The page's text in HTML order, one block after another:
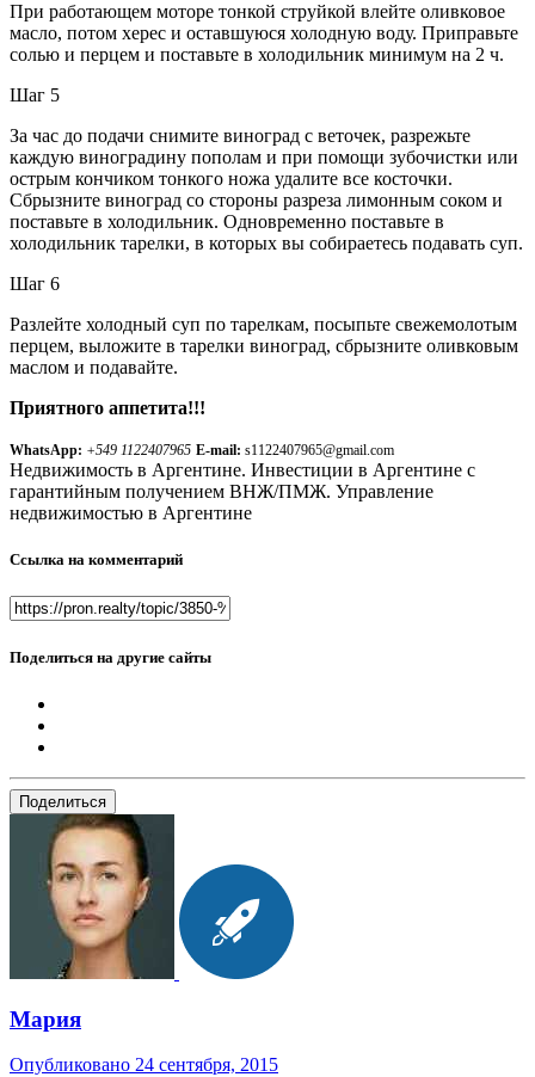
При работающем моторе тонкой струйкой влейте оливковое
масло, потом херес и оставшуюся холодную воду. Приправьте
солью и перцем и поставьте в холодильник минимум на 2 ч.
Шаг 5
За час до подачи снимите виноград с веточек, разрежьте
каждую виноградину пополам и при помощи зубочистки или
острым кончиком тонкого ножа удалите все косточки.
Сбрызните виноград со стороны разреза лимонным соком и
поставьте в холодильник. Одновременно поставьте в
холодильник тарелки, в которых вы собираетесь подавать суп.
Шаг 6
Разлейте холодный суп по тарелкам, посыпьте свежемолотым
перцем, выложите в тарелки виноград, сбрызните оливковым
маслом и подавайте.
Приятного аппетита!!!
WhatsApp: +549 1122407965 E-mail: s1122407965@gmail.com
Недвижимость в Аргентине. Инвестиции в Аргентине с
гарантийным получением ВНЖ/ПМЖ. Управление
недвижимостью в Аргентине
Ссылка на комментарий
Поделиться на другие сайты
Поделиться
Мария
Опубликовано 24 сентября, 2015